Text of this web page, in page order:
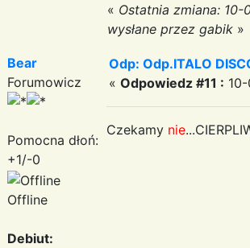
« Ostatnia zmiana:
wysłane przez gabik »
Bear
Forumowicz
Pomocna dłoń:
+1/-0
Offline
Debiut:
Odp: Odp.ITALO
« Odpowiedz #11 :
Czekamy nie